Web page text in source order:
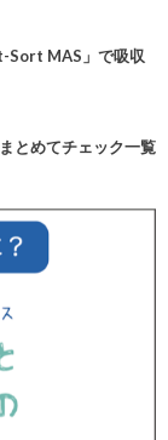
Sort MAS」で吸収
とめてチェック一覧